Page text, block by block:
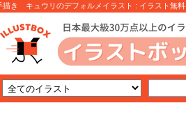
描き キュウリのデフォルメイラスト : イラスト無料